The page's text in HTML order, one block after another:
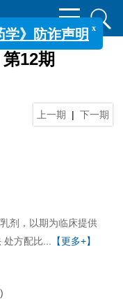
12期
上一期 | 下一期
剂，以期为临床提供
处方配比 ...【更多+】
)
》防诈声明